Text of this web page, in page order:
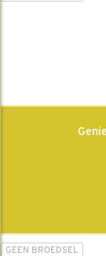
GEEN BROEDSEL